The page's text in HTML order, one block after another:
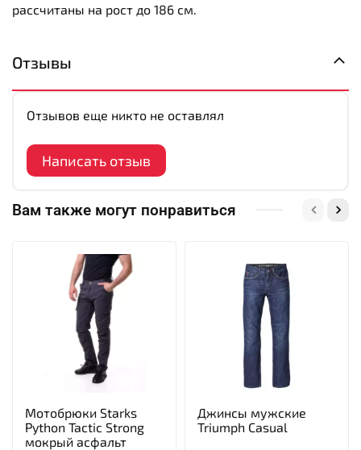
рассчитаны на рост до 186 см.
Отзывы
Отзывов еще никто не оставлял
Написать отзыв
Вам также могут понравиться
Мотобрюки Starks
Python Tactic Strong
мокрый асфальт
Джинсы мужские
Triumph Casual